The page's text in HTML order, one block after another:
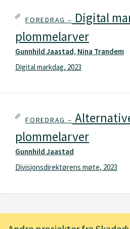
FOREDRAG – Digital
plommelarver
Gunnhild Jaastad, Nina Trandem
Digital markdag, 2023
FOREDRAG –
plommelarver
Gunnhild Jaastad
Divisjonsdirektørens møte, 2023